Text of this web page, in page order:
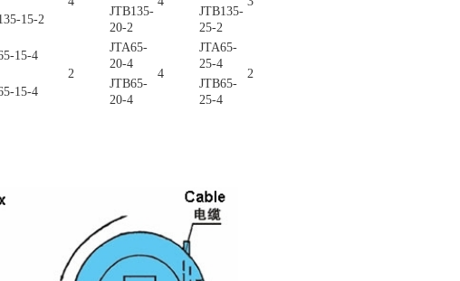
15-2
JTB135-
20-2
JTB135-
25-2
15-4
2
JTA65-
20-4
4
JTA65-
25-4
2
15-4
JTB65-
20-4
JTB65-
25-4